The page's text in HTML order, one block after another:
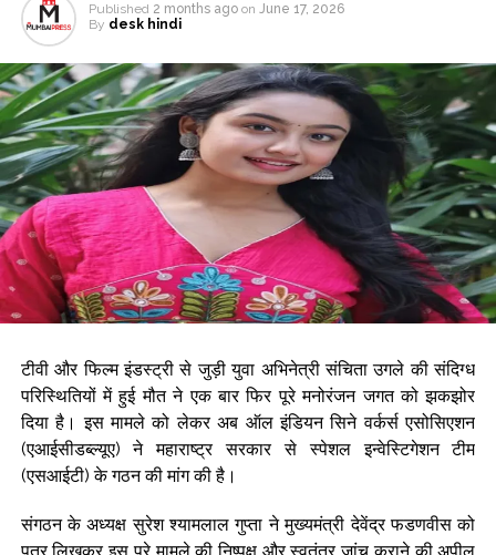
Published 2 months ago on June 17, 2026
By desk hindi
टीवी और फिल्म इंडस्ट्री से जुड़ी युवा अभिनेत्री संचिता उगले की संदिग्ध
परिस्थितियों में हुई मौत ने एक बार फिर पूरे मनोरंजन जगत को झकझोर
दिया है। इस मामले को लेकर अब ऑल इंडियन सिने वर्कर्स एसोसिएशन
(एआईसीडब्ल्यूए) ने महाराष्ट्र सरकार से स्पेशल इन्वेस्टिगेशन टीम
(एसआईटी) के गठन की मांग की है।
संगठन के अध्यक्ष सुरेश श्यामलाल गुप्ता ने मुख्यमंत्री देवेंद्र फडणवीस को